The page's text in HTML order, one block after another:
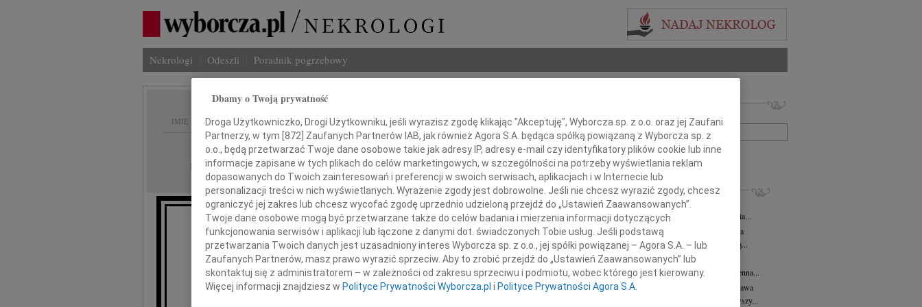
Nekrologi Odeszli Poradnik pogrzebowy
IMIĘ I NAZWISKO:
REGION: Warszawa
DATA EMISJI: 02.09.2009
Koleżance
Ewie Czerwińskiej
Imię i nazwisko lub numer ogłoszenia:
+ szukanie zaawansowane
INNE NEKROLOGI
Asia Kułakowska07.08.2026
Asia Kułakowska 8 czerwca 1984 - 9 sierpnia...
Małgorzata Kościelska
Warszawa
Z żalem żegnam prof. Małgorzatę Kościelską...
Janusz Goetze07.08.2026 Warszawa
Janusz Goetze adwokat 9 lat bez Ciebie Bożenna...
Wacława Stec-Myśliwska
Warszawa
W dniu 4 sierpnia 2026 roku zmarła przeżywszy...
Dbamy o Twoją prywatność
Droga Użytkowniczko, Drogi Użytkowniku, jeśli wyrazisz zgodę klikając "Akceptuję", Wyborcza sp. z o.o. oraz jej Zaufani
Partnerzy, w tym [ 872 ] Zaufanych Partnerów IAB, jak również Agora S.A. będąca spółką powiązaną z Wyborcza sp. z
o.o., będą przetwarzać Twoje dane osobowe takie jak adresy IP, adresy e-mail czy identyfikatory plików cookie lub inne
informacje zapisane w tych plikach do celów marketingowych, w szczególności na potrzeby wyświetlania reklam
dopasowanych do Twoich zainteresowań i preferencji w swoich serwisach, aplikacjach i w Internecie lub
personalizacji treści w nich wyświetlanych. Wyrażenie zgody jest dobrowolne. Jeśli nie chcesz wyrazić zgody, chcesz
ograniczyć jej zakres lub chcesz wycofać zgodę uprzednio udzieloną przejdź do „Ustawień Zaawansowanych”.
Twoje dane osobowe mogą być przetwarzane także do celów badania i mierzenia informacji dotyczących
funkcjonowania serwisów i aplikacji lub łączone z danymi dot. świadczonych Tobie usług. Jeśli podstawą
przetwarzania Twoich danych jest uzasadniony interes Wyborcza sp. z o.o., jej spółki powiązanej – Agora S.A. – lub
Zaufanych Partnerów, masz prawo wyrazić sprzeciw. Aby to zrobić przejdź do „Ustawień Zaawansowanych” lub
skontaktuj się z administratorem – w zależności od zakresu sprzeciwu i podmiotu, wobec którego jest kierowany.
Więcej informacji znajdziesz w Polityce Prywatności Wyborcza.pl i Polityce Prywatności Agora S.A.